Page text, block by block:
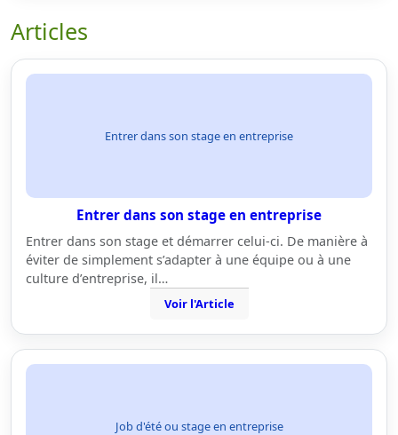
Articles
Entrer dans son stage en entreprise
Entrer dans son stage en entreprise
Entrer dans son stage et démarrer celui-ci. De manière à
éviter de simplement s’adapter à une équipe ou à une
culture d’entreprise, il…
Voir l'Article
Job d'été ou stage en entreprise